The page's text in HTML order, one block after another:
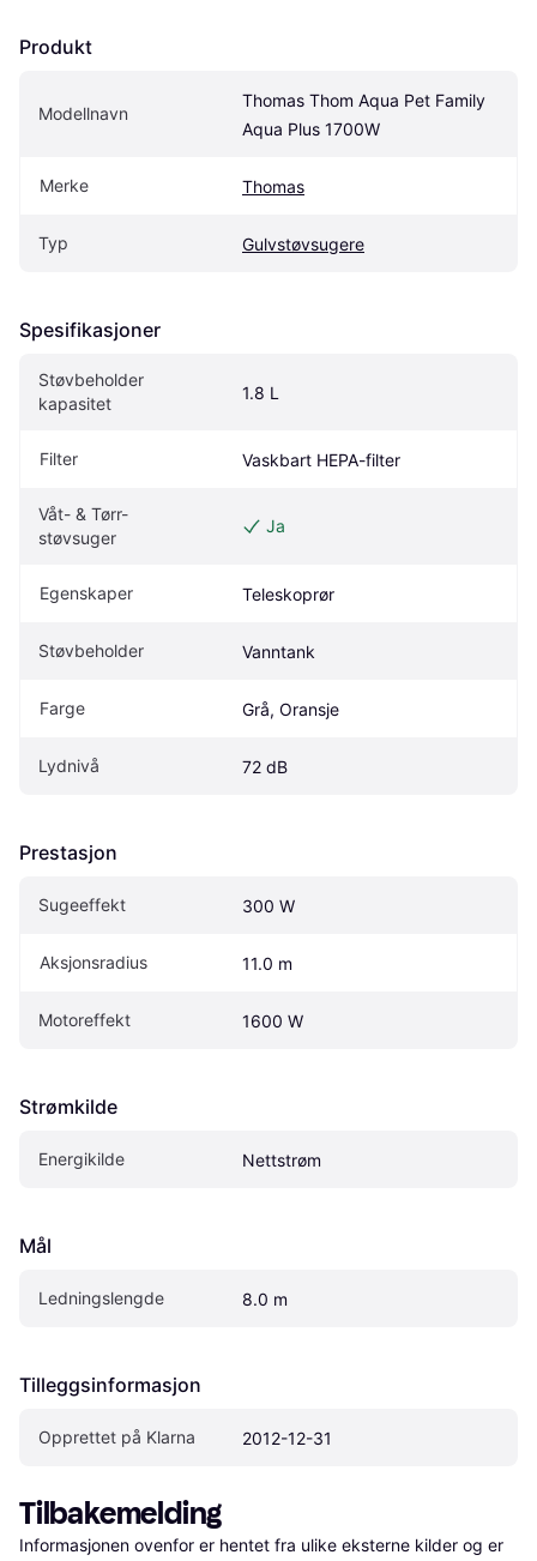
Produkt
Modellnavn
Thomas Thom Aqua Pet Family
Aqua Plus 1700W
Merke Thomas
Typ Gulvstøvsugere
Spesifikasjoner
Støvbeholder
kapasitet
1.8 L
Filter Vaskbart HEPA-filter
Våt- & Tørr-
støvsuger
Ja
Egenskaper Teleskoprør
Støvbeholder Vanntank
Farge Grå, Oransje
Lydnivå 72 dB
Prestasjon
Sugeeffekt 300 W
Aksjonsradius 11.0 m
Motoreffekt 1600 W
Strømkilde
Energikilde Nettstrøm
Mål
Ledningslengde 8.0 m
Tilleggsinformasjon
Opprettet på Klarna 2012-12-31
Tilbakemelding
Informasjonen ovenfor er hentet fra ulike eksterne kilder og er